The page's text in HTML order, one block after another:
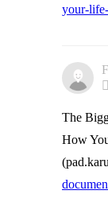
your-
The
How